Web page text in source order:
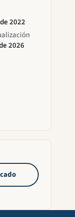
2022
2026